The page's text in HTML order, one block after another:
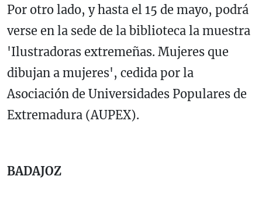
Por otro lado, y hasta el 15 de mayo, podrá
verse en la sede de la biblioteca la muestra
'Ilustradoras extremeñas. Mujeres que
dibujan a mujeres', cedida por la
Asociación de Universidades Populares de
Extremadura (AUPEX).
BADAJOZ